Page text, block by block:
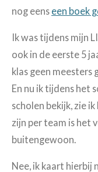
nog eens een boek
Ik was tijdens mijn
ook in de eerste 5
klas geen meesters
En nu ik tijdens het
scholen bekijk, zie
zijn per team is het
buitengewoon.
Nee, ik kaart hierbij